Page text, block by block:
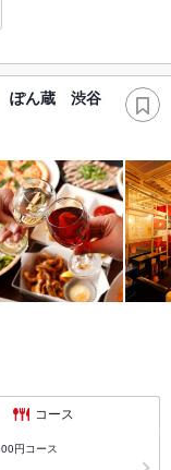
ぽん蔵 渋谷
コース
円コース